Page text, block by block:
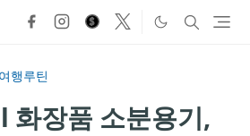
여행루틴
화장품 소분용기,